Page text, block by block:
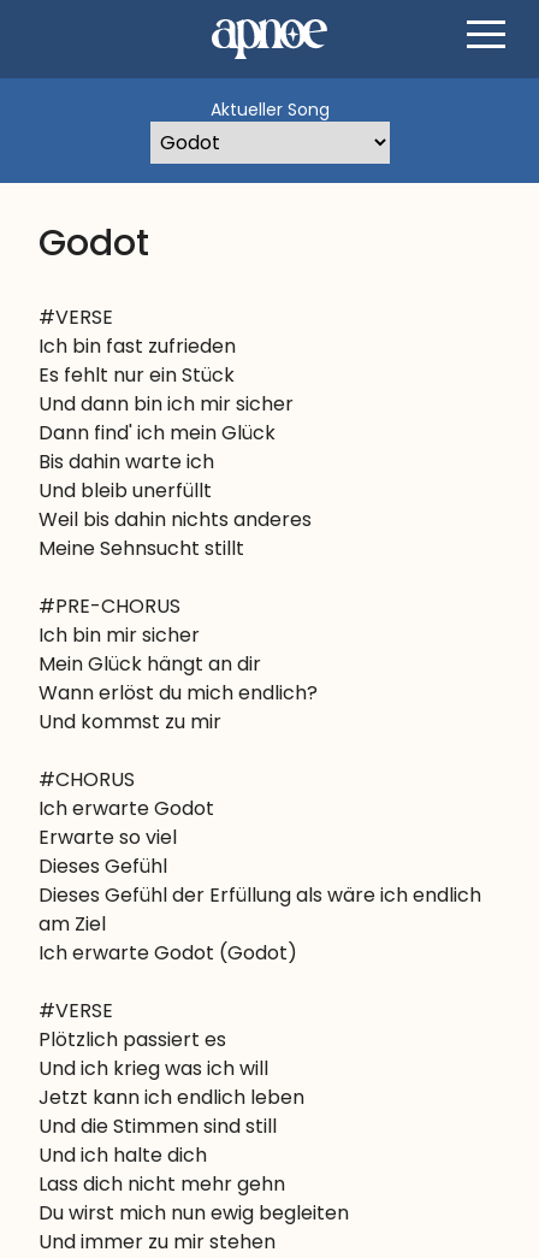
Aktueller Song
Godot
#VERSE
Ich bin fast zufrieden
Es fehlt nur ein Stück
Und dann bin ich mir sicher
Dann find' ich mein Glück
Bis dahin warte ich
Und bleib unerfüllt
Weil bis dahin nichts anderes
Meine Sehnsucht stillt
#PRE-CHORUS
Ich bin mir sicher
Mein Glück hängt an dir
Wann erlöst du mich endlich?
Und kommst zu mir
#CHORUS
Ich erwarte Godot
Erwarte so viel
Dieses Gefühl
Dieses Gefühl der Erfüllung als wäre ich endlich
am Ziel
Ich erwarte Godot (Godot)
#VERSE
Plötzlich passiert es
Und ich krieg was ich will
Jetzt kann ich endlich leben
Und die Stimmen sind still
Und ich halte dich
Lass dich nicht mehr gehn
Du wirst mich nun ewig begleiten
Und immer zu mir stehen